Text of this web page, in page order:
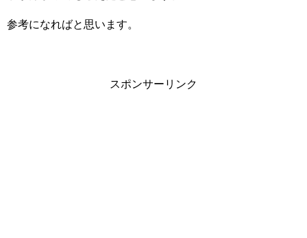
参考になればと思います。
スポンサーリンク